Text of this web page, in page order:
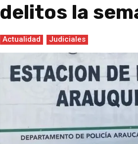
delitos la
Actualidad Judiciales